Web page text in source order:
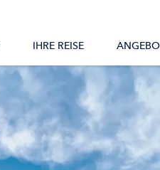
IHRE REISE